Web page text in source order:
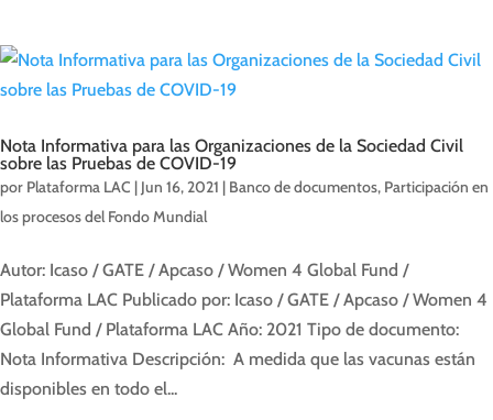
Nota Informativa para las Organizaciones de la Sociedad Civil
sobre las Pruebas de COVID-19
por Plataforma LAC | Jun 16, 2021 | Banco de documentos, Participación en
los procesos del Fondo Mundial
Autor: Icaso / GATE / Apcaso / Women 4 Global Fund /
Plataforma LAC Publicado por: Icaso / GATE / Apcaso / Women 4
Global Fund / Plataforma LAC Año: 2021 Tipo de documento:
Nota Informativa Descripción: A medida que las vacunas están
disponibles en todo el...